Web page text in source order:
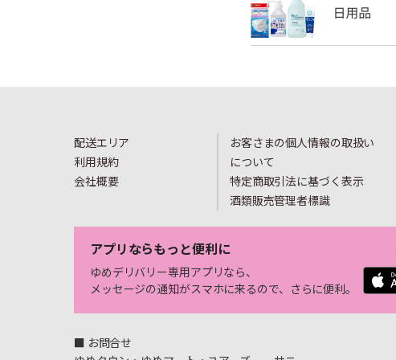
配送エリア
利用規約
会社概要
お客さまの個人情報の取扱い
について
特定商取引法に基づく表示
酒類販売管理者標識
アプリならもっと便利に
ゆめデリバリー専用アプリなら、
メッセージの通知がスマホに来るので、さらに便利。
■ お問合せ